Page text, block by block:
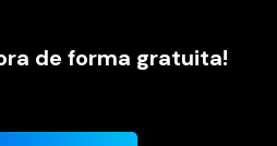
de forma gratuita!